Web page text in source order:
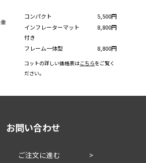
コンパクト
5,500円
インフレーターマット
付き
8,800円
フレーム一体型 8,800円
コットの詳しい価格表はこちらをご覧く
ださい。
お問い合わせ
ご注文に進む >